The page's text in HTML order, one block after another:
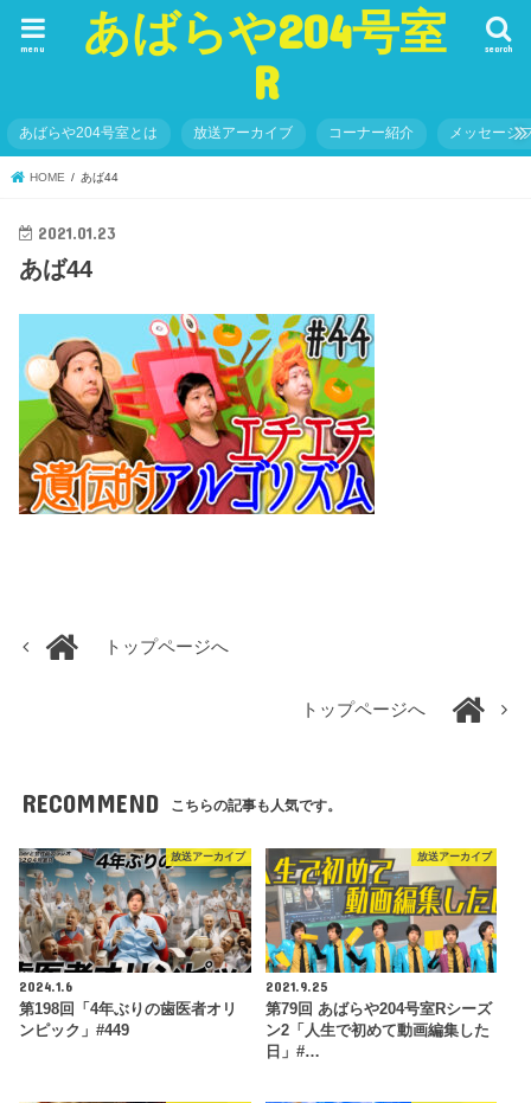
あばらや204号室
R
search
menu
あばらや204号室とは 放送アーカイブ コーナー紹介 メッセージ
HOME あば44
2021.01.23
あば44
トップページへ
トップページへ
RECOMMEND こちらの記事も人気です。
放送アーカイブ
2024.1.6
第198回「4年ぶりの歯医者オリ
ンピック」#449
放送アーカイブ
2021.9.25
第79回 あばらや204号室Rシーズ
ン2「人生で初めて動画編集した
日」#…